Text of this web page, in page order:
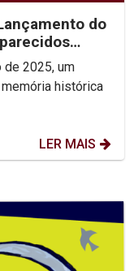
do
2025, um
histórica
LER MAIS